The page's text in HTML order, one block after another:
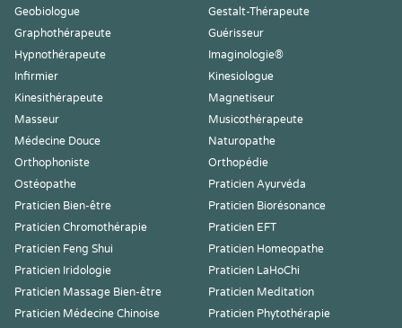
Geobiologue
Gestalt-Thérapeute
Graphothérapeute
Guérisseur
Hypnothérapeute
Imaginologie®
Infirmier
Kinesiologue
Kinesithérapeute
Magnetiseur
Masseur
Musicothérapeute
Médecine Douce
Naturopathe
Orthophoniste
Orthopédie
Ostéopathe
Praticien Ayurvéda
Praticien Bien-être
Praticien Biorésonance
Praticien Chromothérapie
Praticien EFT
Praticien Feng Shui
Praticien Homeopathe
Praticien Iridologie
Praticien LaHoChi
Praticien Massage Bien-être
Praticien Meditation
Praticien Médecine Chinoise
Praticien Phytothérapie